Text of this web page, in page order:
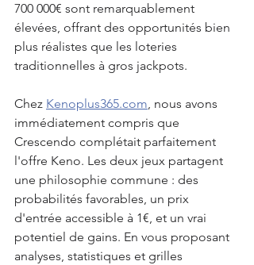
700 000€ sont remarquablement
élevées, offrant des opportunités bien
plus réalistes que les loteries
traditionnelles à gros jackpots.
Chez Kenoplus365.com, nous avons
immédiatement compris que
Crescendo complétait parfaitement
l'offre Keno. Les deux jeux partagent
une philosophie commune : des
probabilités favorables, un prix
d'entrée accessible à 1€, et un vrai
potentiel de gains. En vous proposant
analyses, statistiques et grilles